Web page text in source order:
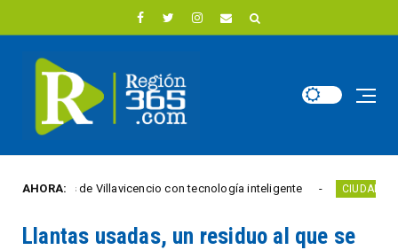
AHORA:
de Villavicencio con tecnología inteligente CIUDAD ACTIVA
Llantas usadas, un residuo al que se